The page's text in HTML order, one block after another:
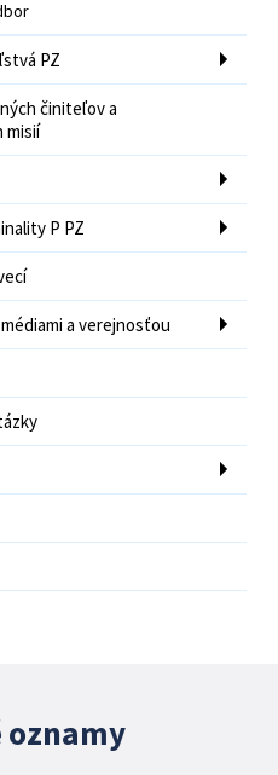
PZ
činiteľov a
misií
P PZ
a verejnosťou
oznamy